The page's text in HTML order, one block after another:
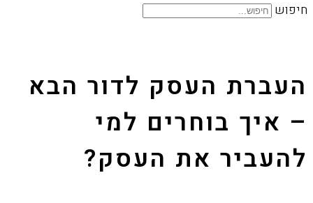
חיפוש
העברת העסק לדור הבא
– איך בוחרים למי
להעביר את העסק?